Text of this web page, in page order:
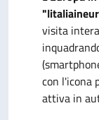
visita
con l'icona
attiva in